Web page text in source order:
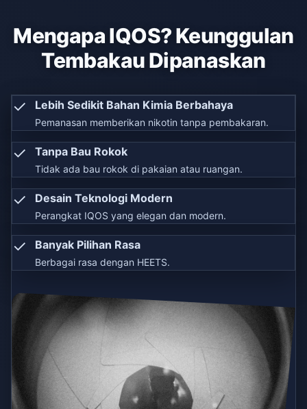
Mengapa IQOS? Keunggulan
Tembakau Dipanaskan
✓ Lebih Sedikit Bahan Kimia Berbahaya
Pemanasan memberikan nikotin tanpa pembakaran.
✓ Tanpa Bau Rokok
Tidak ada bau rokok di pakaian atau ruangan.
✓ Desain Teknologi Modern
Perangkat IQOS yang elegan dan modern.
✓ Banyak Pilihan Rasa
Berbagai rasa dengan HEETS.